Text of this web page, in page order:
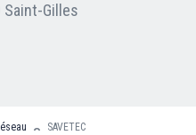
Saint-Gilles
SAVETEC